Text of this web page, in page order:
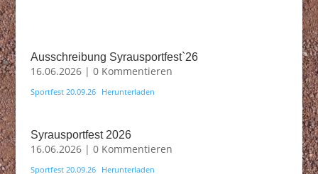
Ausschreibung Syrausportfest`26
16.06.2026| 0 Kommentieren
Sportfest 20.09.26 Herunterladen
Syrausportfest 2026
16.06.2026| 0 Kommentieren
Sportfest 20.09.26
Herunterladen